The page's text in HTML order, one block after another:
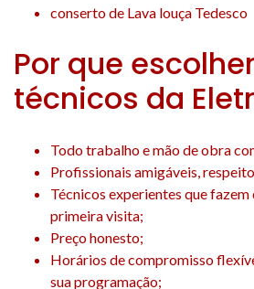
conserto de Lava louça Tedesco
Por que
técnicos da
Todo trabalho e mão de obra
Profissionais amigáveis,
Técnicos experientes que
primeira visita;
Preço honesto;
Horários de compromisso
sua programação;